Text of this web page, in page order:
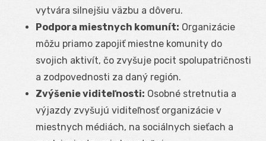
vytvára silnejšiu väzbu a dôveru.
Podpora miestnych komunít: Organizácie
môžu priamo zapojiť miestne komunity do
svojich aktivít, čo zvyšuje pocit spolupatričnosti
a zodpovednosti za daný región.
Zvýšenie viditeľnosti: Osobné stretnutia a
výjazdy zvyšujú viditeľnosť organizácie v
miestnych médiách, na sociálnych sieťach a